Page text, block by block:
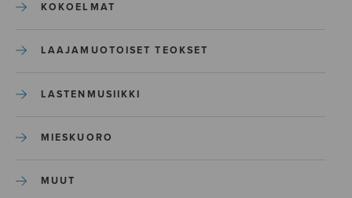
KOKOELMAT
LAAJAMUOTOISET TEOKSET
LASTENMUSIIKKI
MIESKUORO
MUUT